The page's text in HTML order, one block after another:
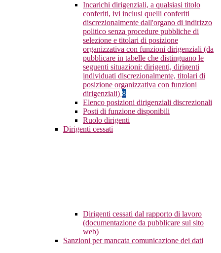
Incarichi dirigenziali, a qualsiasi titolo
conferiti, ivi inclusi quelli conferiti
discrezionalmente dall'organo di indirizzo
politico senza procedure pubbliche di
selezione e titolari di posizione
organizzativa con funzioni dirigenziali (da
pubblicare in tabelle che distinguano le
seguenti situazioni: dirigenti, dirigenti
individuati discrezionalmente, titolari di
posizione organizzativa con funzioni
dirigenziali) 8
Elenco posizioni dirigenziali discrezionali
Posti di funzione disponibili
Ruolo dirigenti
Dirigenti cessati
Dirigenti cessati dal rapporto di lavoro
(documentazione da pubblicare sul sito
web)
Sanzioni per mancata comunicazione dei dati